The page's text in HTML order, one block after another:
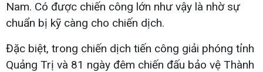
Nam. Có được chiến công lớn như vậy là nhờ sự
chuẩn bị kỹ càng cho chiến dịch.
Đặc biệt, trong chiến dịch tiến công giải phóng tỉnh
Quảng Trị và 81 ngày đêm chiến đấu bảo vệ Thành